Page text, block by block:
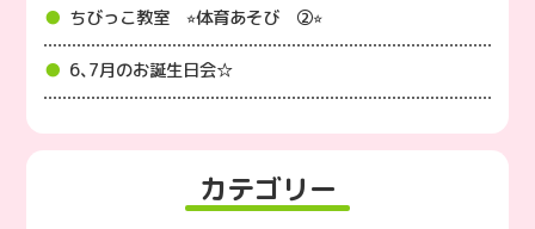
ちびっこ教室 ⭐︎体育あそび ②⭐︎
6､7月のお誕生日会☆
カテゴリー